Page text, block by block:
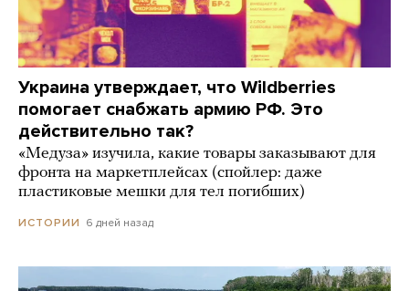
Украина утверждает, что Wildberries
помогает снабжать армию РФ. Это
действительно так?
«Медуза» изучила, какие товары заказывают для
фронта на маркетплейсах (спойлер: даже
пластиковые мешки для тел погибших)
ИСТОРИИ 6 дней назад